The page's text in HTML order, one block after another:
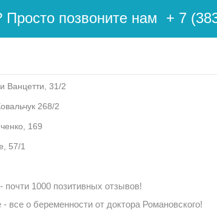
Просто позвоните нам + 7
Ванцетти, 31/2
268/2
169
57/1
почти 1000 позитивных отзывов!
все о беременности от доктора Романовского!